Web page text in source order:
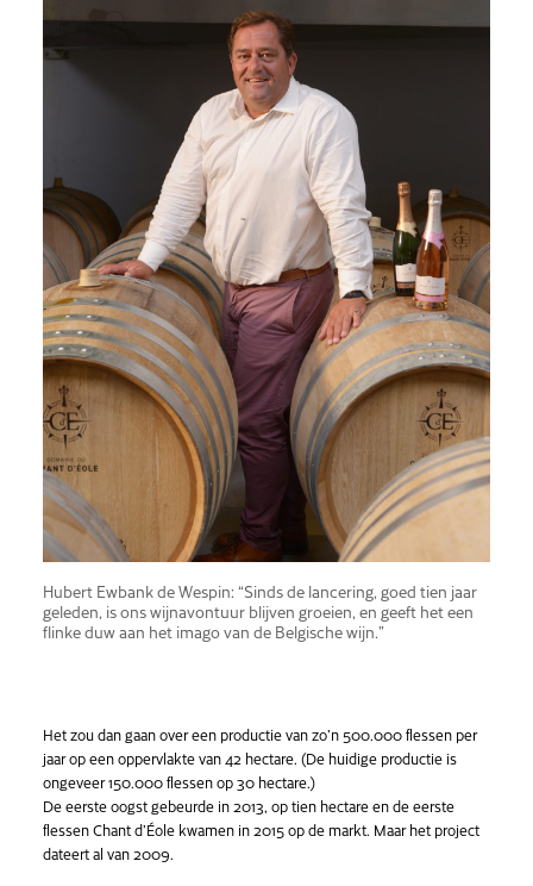
Hubert Ewbank de Wespin: “Sinds de lancering, goed tien jaar
geleden, is ons wijnavontuur blijven groeien, en geeft het een
flinke duw aan het imago van de Belgische wijn.”
Het zou dan gaan over een productie van zo’n 500.000 flessen per
jaar op een oppervlakte van 42 hectare. (De huidige productie is
ongeveer 150.000 flessen op 30 hectare.)
De eerste oogst gebeurde in 2013, op tien hectare en de eerste
flessen Chant d’Éole kwamen in 2015 op de markt. Maar het project
dateert al van 2009.